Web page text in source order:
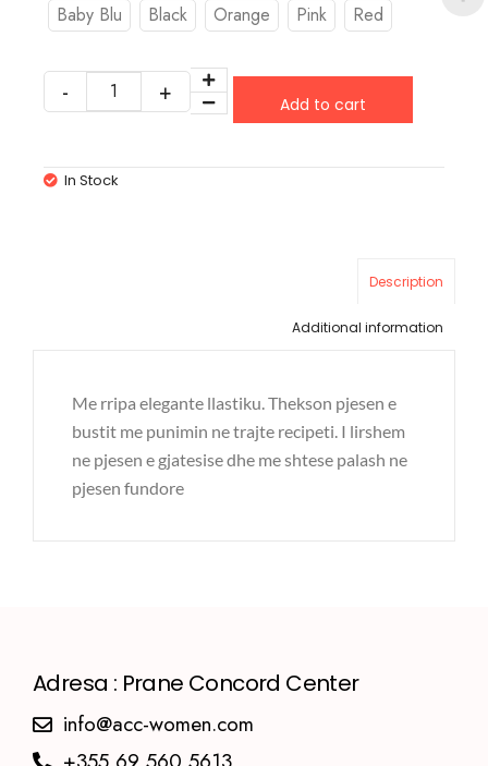
Baby Blu Black Orange Pink Red
Add to cart
In Stock
Description
Additional information
Me rripa elegante llastiku. Thekson pjesen e
bustit me punimin ne trajte recipeti. I lirshem
ne pjesen e gjatesise dhe me shtese palash ne
pjesen fundore
Adresa : Prane Concord Center
info@acc-women.com